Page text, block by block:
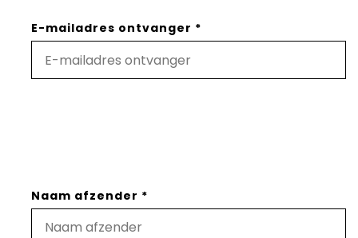
E-mailadres ontvanger *
Naam afzender *